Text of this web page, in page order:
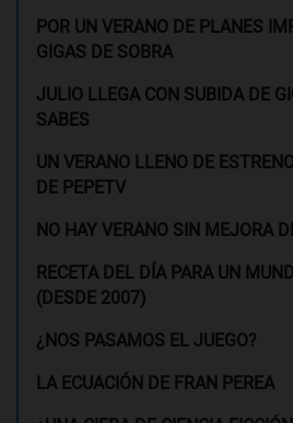
POR UN VERANO DE PLANES
GIGAS DE SOBRA
JULIO LLEGA CON SUBIDA DE
SABES
UN VERANO LLENO DE
DE PEPETV
NO HAY VERANO SIN MEJORA
RECETA DEL DÍA PARA UN
(DESDE 2007)
¿NOS PASAMOS EL JUEGO?
LA ECUACIÓN DE FRAN PEREA